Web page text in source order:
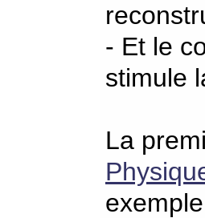
- Et le
stimule
La